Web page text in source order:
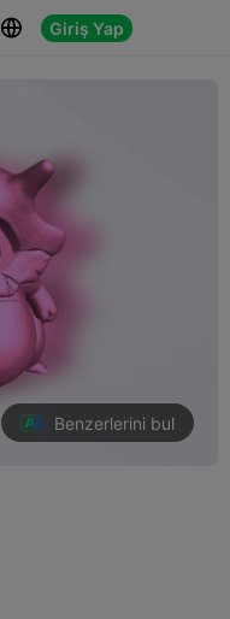
 Giriş Yap
Benzerlerini bul